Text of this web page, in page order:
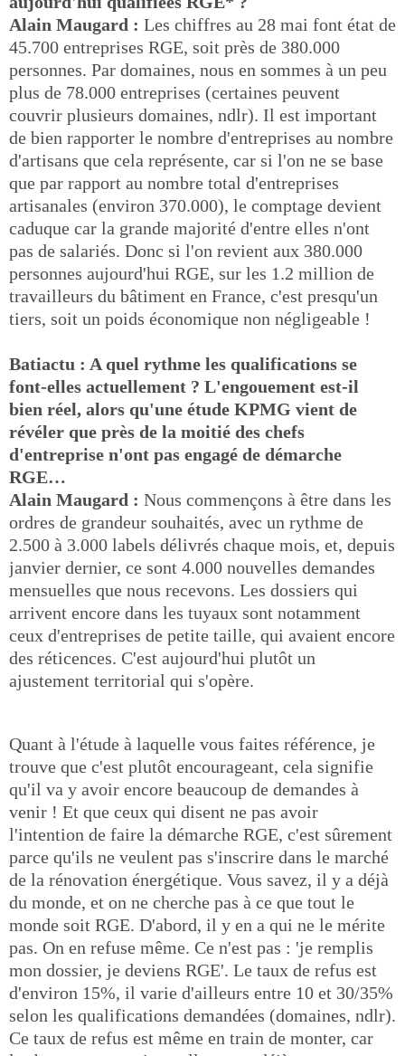
Alain Maugard : Les chiffres au 28 mai font état de
45.700 entreprises RGE, soit près de 380.000
personnes. Par domaines, nous en sommes à un peu
plus de 78.000 entreprises (certaines peuvent
couvrir plusieurs domaines, ndlr). Il est important
de bien rapporter le nombre d'entreprises au nombre
d'artisans que cela représente, car si l'on ne se base
que par rapport au nombre total d'entreprises
artisanales (environ 370.000), le comptage devient
caduque car la grande majorité d'entre elles n'ont
pas de salariés. Donc si l'on revient aux 380.000
personnes aujourd'hui RGE, sur les 1.2 million de
travailleurs du bâtiment en France, c'est presqu'un
tiers, soit un poids économique non négligeable !
Batiactu : A quel rythme les qualifications se
font-elles actuellement ? L'engouement est-il
bien réel, alors qu'une étude KPMG vient de
révéler que près de la moitié des chefs
d'entreprise n'ont pas engagé de démarche
RGE…
Alain Maugard : Nous commençons à être dans les
ordres de grandeur souhaités, avec un rythme de
2.500 à 3.000 labels délivrés chaque mois, et, depuis
janvier dernier, ce sont 4.000 nouvelles demandes
mensuelles que nous recevons. Les dossiers qui
arrivent encore dans les tuyaux sont notamment
ceux d'entreprises de petite taille, qui avaient encore
des réticences. C'est aujourd'hui plutôt un
ajustement territorial qui s'opère.
Quant à l'étude à laquelle vous faites référence, je
trouve que c'est plutôt encourageant, cela signifie
qu'il va y avoir encore beaucoup de demandes à
venir ! Et que ceux qui disent ne pas avoir
l'intention de faire la démarche RGE, c'est sûrement
parce qu'ils ne veulent pas s'inscrire dans le marché
de la rénovation énergétique. Vous savez, il y a déjà
du monde, et on ne cherche pas à ce que tout le
monde soit RGE. D'abord, il y en a qui ne le mérite
pas. On en refuse même. Ce n'est pas : 'je remplis
mon dossier, je deviens RGE'. Le taux de refus est
d'environ 15%, il varie d'ailleurs entre 10 et 30/35%
selon les qualifications demandées (domaines, ndlr).
Ce taux de refus est même en train de monter, car